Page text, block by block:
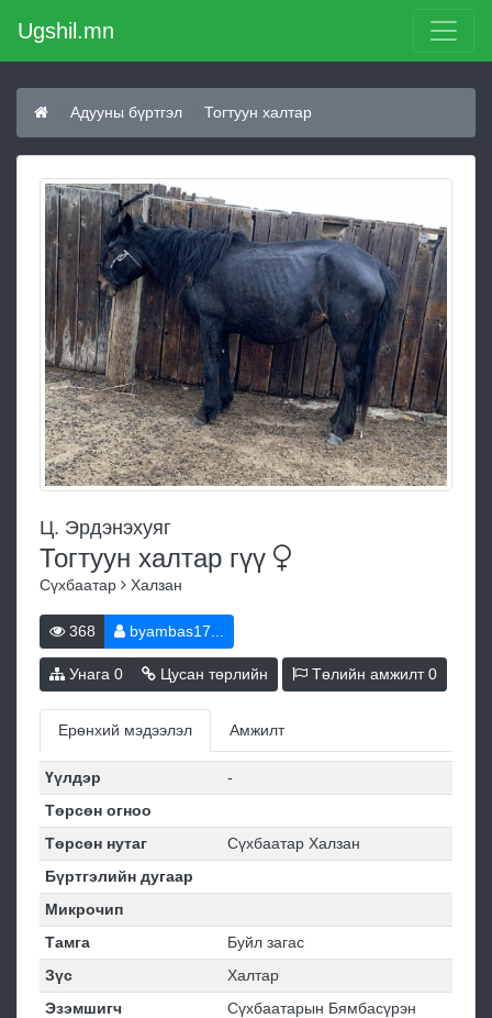
Ugshil.mn
Адууны бүртгэл Тогтуун халтар
Ц. Эрдэнэхуяг
Тогтуун халтар гүү
Сүхбаатар Халзан
368 byambas17...
Унага 0 Цусан төрлийн Төлийн амжилт0
Ерөнхий мэдээлэл Амжилт
Үүлдэр
-
Төрсөн огноо
Төрсөн нутаг
Сүхбаатар Халзан
Бүртгэлийн дугаар
Микрочип
Тамга
Буйл загас
Зүс
Халтар
Эзэмшигч
Сүхбаатарын Бямбасүрэн